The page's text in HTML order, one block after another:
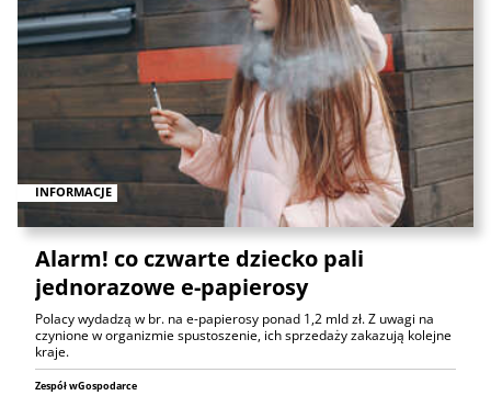
INFORMACJE
Alarm! co czwarte dziecko pali
jednorazowe e-papierosy
Polacy wydadzą w br. na e-papierosy ponad 1,2 mld zł. Z uwagi na
czynione w organizmie spustoszenie, ich sprzedaży zakazują kolejne
kraje.
Zespół wGospodarce